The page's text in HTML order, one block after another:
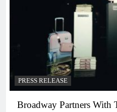
PRESS RELEASE
Broadway Partners With